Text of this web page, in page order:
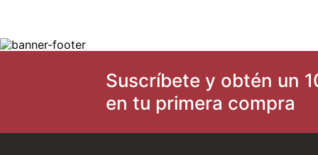
Suscríbete y obtén un
en tu primera compra